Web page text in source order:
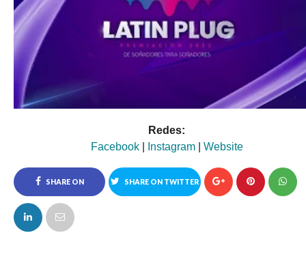
Redes:
Facebook| Instagram| Website
SHARE ON
FACEBOOK
SHARE ON TWITTER